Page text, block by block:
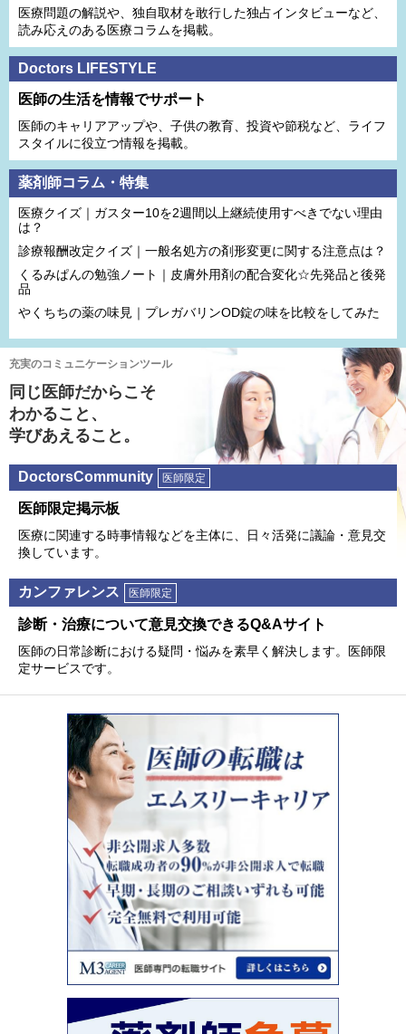
医療問題の解説や、独⾃取材を敢⾏した独占インタビューなど、
読み応えのある医療コラムを掲載。
Doctors LIFESTYLE
医師の生活を情報でサポート
医師のキャリアアップや、子供の教育、投資や節税など、ライフ
スタイルに役立つ情報を掲載。
薬剤師コラム・特集
医療クイズ｜ガスター10を2週間以上継続使用すべきでない理由
は？
診療報酬改定クイズ｜一般名処方の剤形変更に関する注意点は？
くるみぱんの勉強ノート｜皮膚外用剤の配合変化☆先発品と後発
品
やくちちの薬の味見｜プレガバリンOD錠の味を比較をしてみた
充実のコミュニケーションツール
同じ医師だからこそ
わかること、
学びあえること。
DoctorsCommunity 医師限定
医師限定掲⽰板
医療に関連する時事情報などを主体に、⽇々活発に議論・意⾒交
換しています。
カンファレンス 医師限定
診断・治療について意⾒交換できるQ&Aサイト
医師の⽇常診断における疑問・悩みを素早く解決します。医師限
定サービスです。